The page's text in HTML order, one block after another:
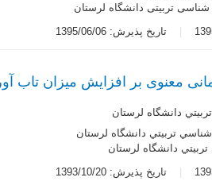
تربیتی دانشگاه لرستان
تاریخ پذیرش: 1395/06/06
معنوی بر افزایش میزان تاب
دانشگاه لرستان
تربيتي دانشگاه لرستان
دانشگاه لرستان
تاریخ پذیرش: 1393/10/20